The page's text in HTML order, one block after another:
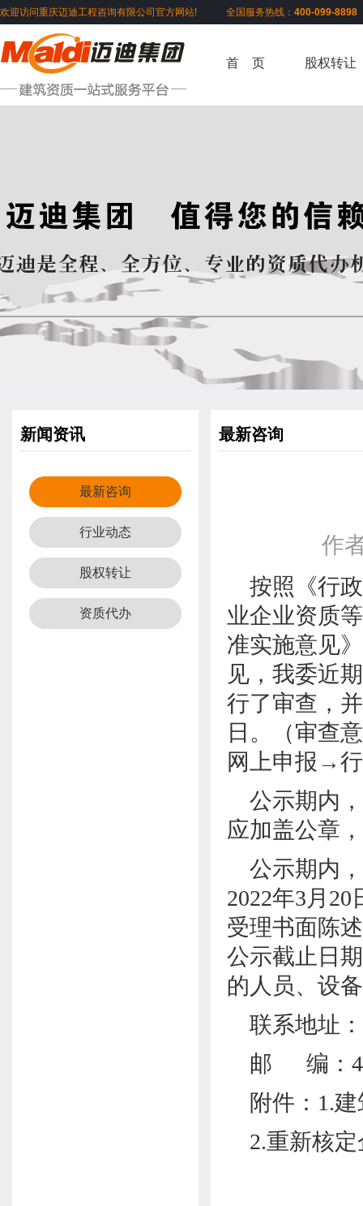
欢迎访问重庆迈迪工程咨询有限公司官方网站! 全国服务热线： 400-099-
首 页 股权转让
新闻资讯
最新咨询
行业动态
股权转让
资质代办
最新咨询
作
按照《行
业企业资质
准实施意见
见，我委近
行了审查，
日。（审查
网上申报→
公示期内
应加盖公章
公示期内
2022年3月
受理书面陈
公示截止日
的人员、设
联系地址
邮 编：
附件：1.
2.重新核